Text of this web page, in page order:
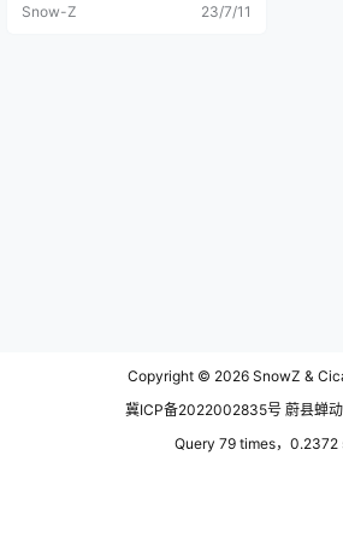
Snow-Z 23/7/11
Copyright © 2026SnowZ &
冀ICP备2022002835号 蔚县蝉
Query 79 times，0.2372